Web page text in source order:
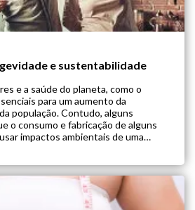
e sustentabilidade
e a saúde do planeta, como o
para um aumento da
população. Contudo, alguns
o consumo e fabricação de alguns
impactos ambientais de uma